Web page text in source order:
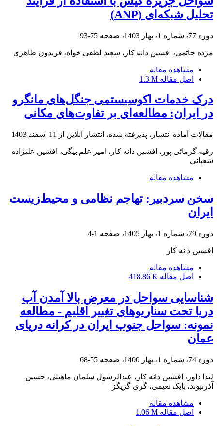
تحلیل شبکه‌ای (ANP)
دوره 77، شماره 1، بهار 1403، صفحه 75-93
مژده حاتمی، افشین دانه کار، سعید لطفی خواه، فریدون طاهری
مشاهده مقاله
اصل مقاله 1.3 M
درک خدمات اکوسیستمی جنگل‌های مانگرو
در ایران: مطالعه‌ای بر تفاوت‌های مکانی
مقالات آماده انتشار، پذیرفته شده، انتشار آنلاین از 11 اسفند 1403
رقیه گرمائی پور، افشین دانه کار، امیر علم بیگی، افشین علیزاده
شعبانی
مشاهده مقاله
سخن سردبیر: تهاجم نظامی و محیط‌زیست
ایران
دوره 79، شماره 1، بهار 1405، صفحه 1-4
افشین دانه کار
مشاهده مقاله
اصل مقاله 418.86 K
شناسایی سواحل در معرض بالا آمدن آب
دریا تحت سناریوهای تغییر اقلیم - مطالعه
نمونه: سواحل جنوب ایران در کرانه دریای
عمان
دوره 74، شماره 1، بهار 1400، صفحه 55-68
لیدا داور، افشین دانه کار، عبدالرسول سلمان ماهینی، حسین
آذرنیوند، بابک نعیمی، گری گریگز
مشاهده مقاله
اصل مقاله 1.06 M